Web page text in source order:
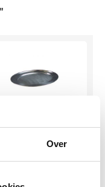
Over
34x45cm.